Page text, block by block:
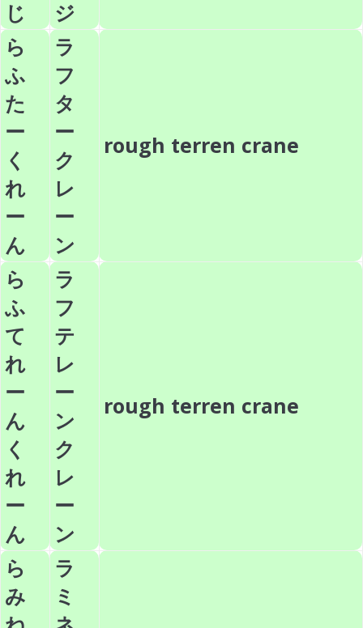
じ
ジ
ら
ふ
た
ー
く
れ
ー
ん
ラ
フ
タ
ー
ク
レ
ー
ン
rough terren crane
ら
ふ
て
れ
ー
ん
く
れ
ー
ん
ラ
フ
テ
レ
ー
ン
ク
レ
ー
ン
rough terren crane
ら
み
ラ
ミ